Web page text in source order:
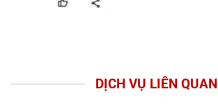
DỊCH VỤ LIÊN QUAN